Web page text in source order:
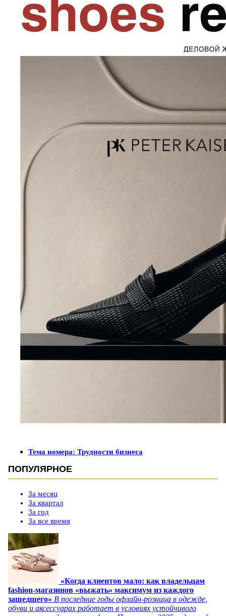
Тема номера: Трудности бизнеса
ПОПУЛЯРНОЕ
За месяц
За квартал
За год
За все время
«Когда клиентов мало: как владельцам
fashion-магазинов «выжать» максимум из каждого
зашедшего» В последние годы офлайн-розница в одежде,
обуви и аксессуарах работает в условиях устойчивого